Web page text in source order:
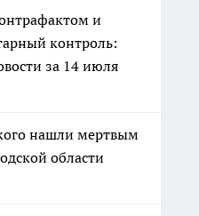
и
контроль:
за 14 июля
нашли мертвым
области